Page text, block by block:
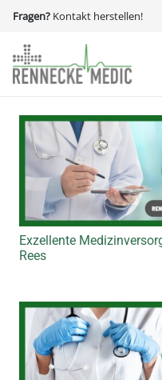
Fragen? Kontakt herstellen!
Exzellente
Rees